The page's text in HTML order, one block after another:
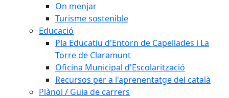
On menjar
Turisme sostenible
Educació
Pla Educatiu d'Entorn de Capellades i La
Torre de Claramunt
Oficina Municipal d'Escolarització
Recursos per a l'aprenentatge del català
Plànol / Guia de carrers